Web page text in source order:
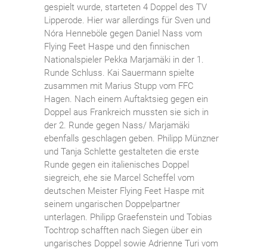
gespielt wurde, starteten 4 Doppel des TV
Lipperode. Hier war allerdings für Sven und
Nóra Henneböle gegen Daniel Nass vom
Flying Feet Haspe und den finnischen
Nationalspieler Pekka Marjamäki in der 1.
Runde Schluss. Kai Sauermann spielte
zusammen mit Marius Stupp vom FFC
Hagen. Nach einem Auftaktsieg gegen ein
Doppel aus Frankreich mussten sie sich in
der 2. Runde gegen Nass/ Marjamäki
ebenfalls geschlagen geben. Philipp Münzner
und Tanja Schlette gestalteten die erste
Runde gegen ein italienisches Doppel
siegreich, ehe sie Marcel Scheffel vom
deutschen Meister Flying Feet Haspe mit
seinem ungarischen Doppelpartner
unterlagen. Philipp Graefenstein und Tobias
Tochtrop schafften nach Siegen über ein
ungarisches Doppel sowie Adrienne Turi vom